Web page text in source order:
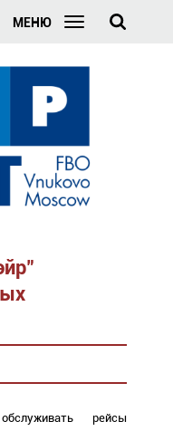
МЕНЮ
рейсы